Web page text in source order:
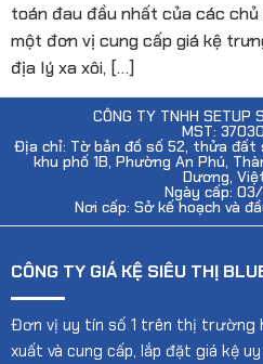
toán đau đầu nhất của các
một đơn vị cung cấp giá kệ
địa lý xa xôi, […]
CÔNG TY TNHH SETUP
MST:
Địa chỉ: Tờ bản đồ số 52, thửa đất
khu phố 1B, Phường An Phú,
Dương,
Ngày cấp:
Nơi cấp: Sở kế hoạch và
CÔNG TY GIÁ KỆ SIÊU THỊ
Đơn vị uy tín số 1 trên thị trường
xuất và cung cấp, lắp đặt giá kệ